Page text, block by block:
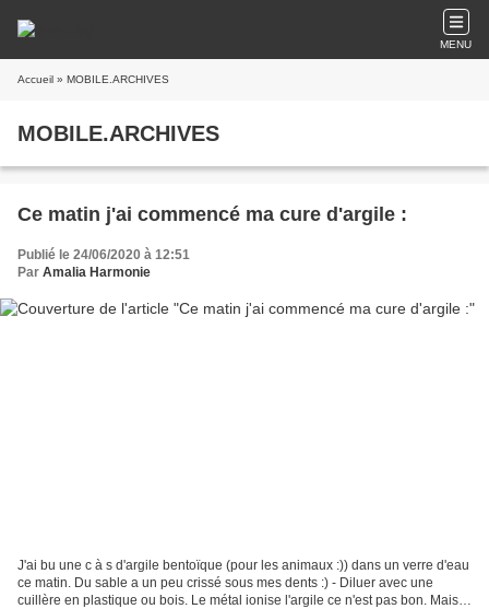
MENU
Accueil » MOBILE.ARCHIVES
MOBILE.ARCHIVES
Ce matin j'ai commencé ma cure d'argile :
Publié le 24/06/2020 à 12:51
Par Amalia Harmonie
J'ai bu une c à s d'argile bentoïque (pour les animaux :)) dans un verre d'eau
ce matin. Du sable a un peu crissé sous mes dents :) - Diluer avec une
cuillère en plastique ou bois. Le métal ionise l'argile ce n'est pas bon. Mais